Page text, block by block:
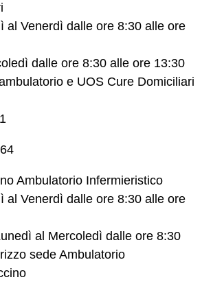
al Venerdì dalle ore 8:30 alle ore
dalle ore 8:30 alle ore 13:30
e UOS Cure Domiciliari
Ambulatorio Infermieristico
al Venerdì dalle ore 8:30 alle ore
al Mercoledì dalle ore 8:30
sede Ambulatorio